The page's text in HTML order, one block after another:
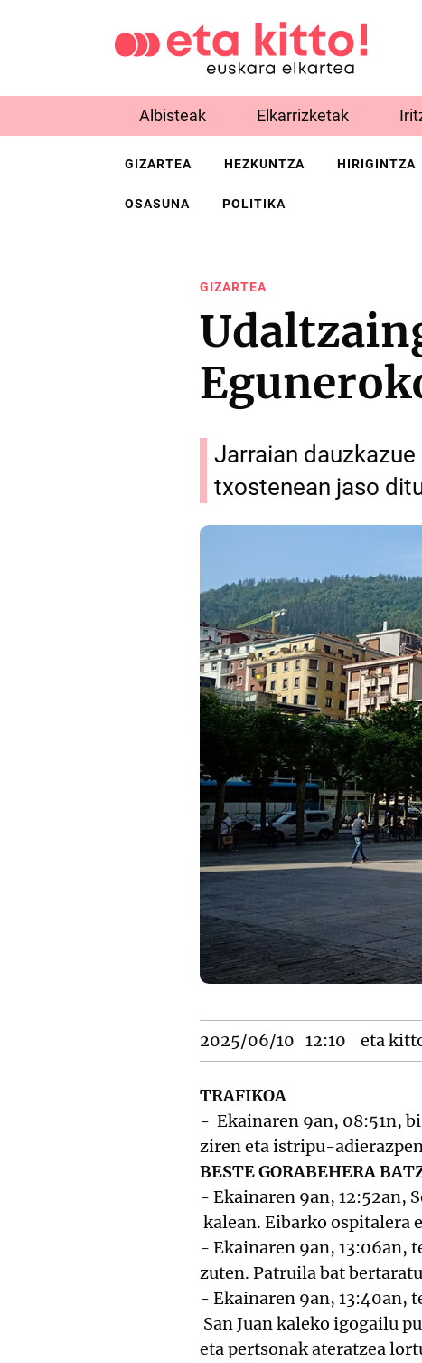
Albisteak Elkarrizketak
GIZARTEA HEZKUNTZA HIRIGINTZA
OSASUNA POLITIKA
GIZARTEA
Jarraian
txostenean jaso
2025/06/10 12:10 eta
TRAFIKOA
- Ekainaren 9an, 08:51n,
ziren eta istripu-
BESTE GORABEHERA
- Ekainaren 9an, 12:52an,
kalean. Eibarko ospitalera
- Ekainaren 9an, 13:06an,
zuten. Patruila bat
- Ekainaren 9an, 13:40an,
San Juan kaleko igogailu
eta pertsonak ateratzea